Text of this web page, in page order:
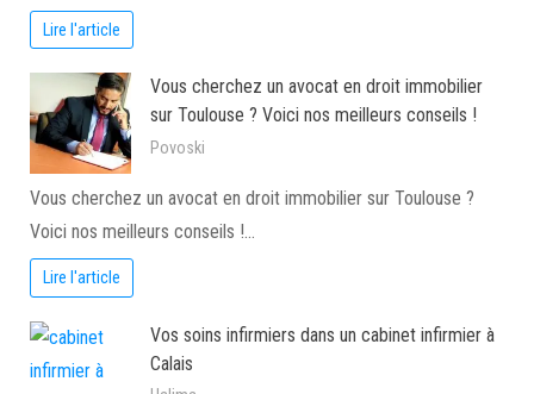
Lire l'article
Vous cherchez un avocat en droit immobilier
sur Toulouse ? Voici nos meilleurs conseils !
Povoski
Vous cherchez un avocat en droit immobilier sur Toulouse ?
Voici nos meilleurs conseils !…
Lire l'article
Vos soins infirmiers dans un cabinet infirmier à
Calais